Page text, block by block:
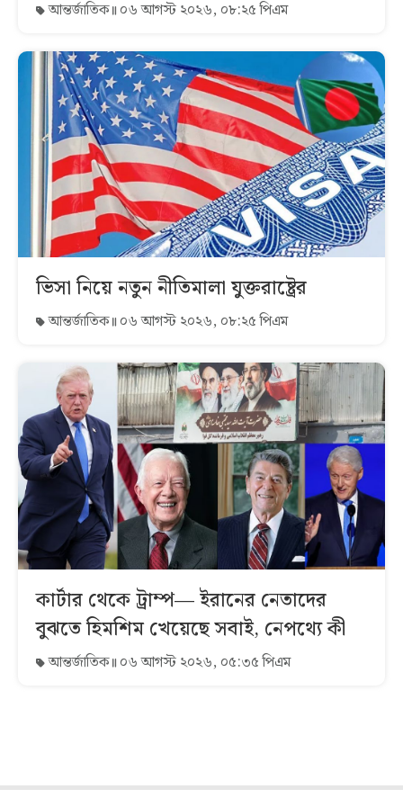
আন্তর্জাতিক ০৬ আগস্ট ২০২৬, ০৮:২৫ পিএম
ভিসা নিয়ে নতুন নীতিমালা যুক্তরাষ্ট্রের
আন্তর্জাতিক ০৬ আগস্ট ২০২৬, ০৮:২৫ পিএম
কার্টার থেকে ট্রাম্প— ইরানের নেতাদের
বুঝতে হিমশিম খেয়েছে সবাই, নেপথ্যে কী
আন্তর্জাতিক ০৬ আগস্ট ২০২৬, ০৫:৩৫ পিএম